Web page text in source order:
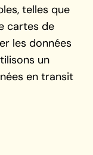
telles que
cartes de
les données
un
en transit